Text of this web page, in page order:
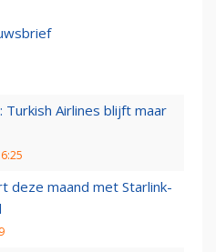
Turkish Airlines blijft maar
deze maand met Starlink-